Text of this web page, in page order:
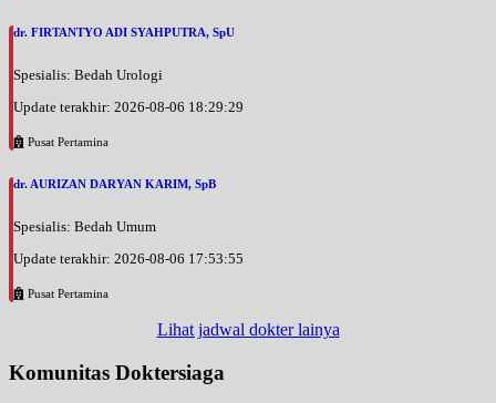
dr. FIRTANTYO ADI SYAHPUTRA, SpU
Spesialis: Bedah Urologi
Update terakhir: 2026-08-06 18:29:29
Pusat Pertamina
dr. AURIZAN DARYAN KARIM, SpB
Spesialis: Bedah Umum
Update terakhir: 2026-08-06 17:53:55
Pusat Pertamina
Lihat jadwal dokter lainya
Komunitas Doktersiaga